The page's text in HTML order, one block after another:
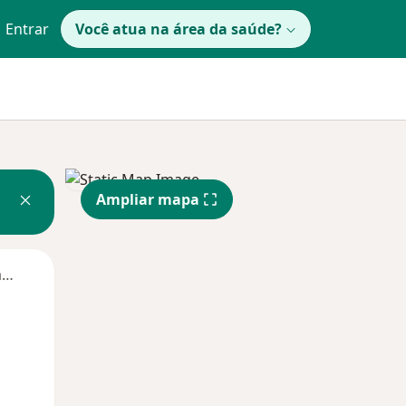
Entrar Você atua na área da saúde?
Segunda-feira
Ampliar mapa